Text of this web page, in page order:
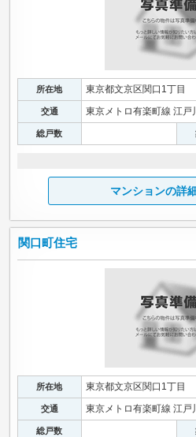
所在地 東京都文京区関口1丁目
交通 東京メトロ有楽町線 江戸
総戸数
マンションの詳
関口町住宅
所在地 東京都文京区関口1丁目
交通 東京メトロ有楽町線 江戸
総戸数